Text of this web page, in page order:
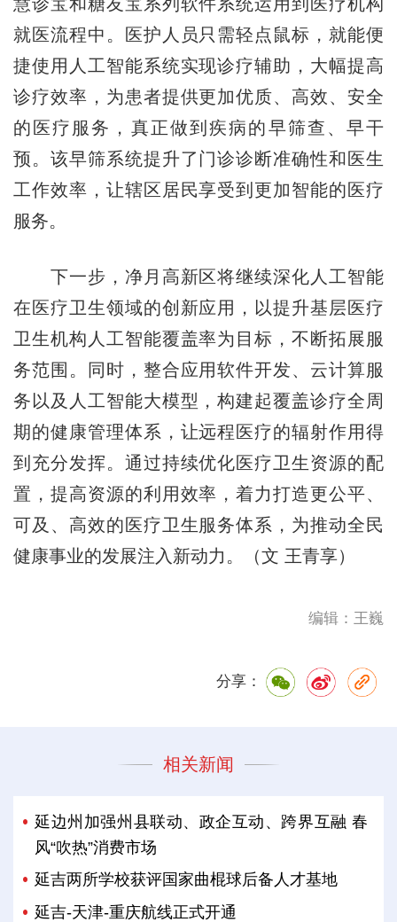
就医流程中。医护人员只需轻点鼠标，就能便
捷使用人工智能系统实现诊疗辅助，大幅提高
诊疗效率，为患者提供更加优质、高效、安全
的医疗服务，真正做到疾病的早筛查、早干
预。该早筛系统提升了门诊诊断准确性和医生
工作效率，让辖区居民享受到更加智能的医疗
服务。
下一步，净月高新区将继续深化人工智能
在医疗卫生领域的创新应用，以提升基层医疗
卫生机构人工智能覆盖率为目标，不断拓展服
务范围。同时，整合应用软件开发、云计算服
务以及人工智能大模型，构建起覆盖诊疗全周
期的健康管理体系，让远程医疗的辐射作用得
到充分发挥。通过持续优化医疗卫生资源的配
置，提高资源的利用效率，着力打造更公平、
可及、高效的医疗卫生服务体系，为推动全民
健康事业的发展注入新动力。（文 王青享）
编辑：王巍
分享：
相关新闻
延边州加强州县联动、政企互动、跨界互融 春
风“吹热”消费市场
延吉两所学校获评国家曲棍球后备人才基地
延吉-天津-重庆航线正式开通